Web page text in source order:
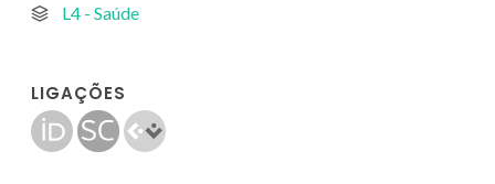
L4 - Saúde
LIGAÇÕES